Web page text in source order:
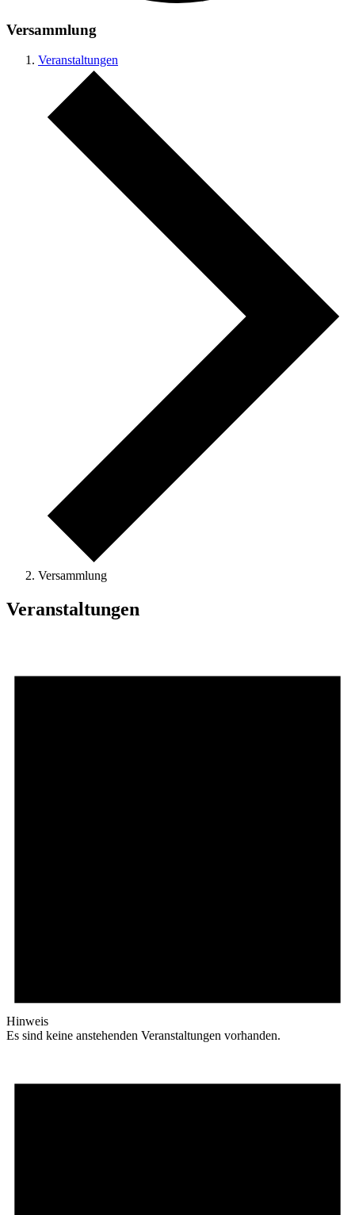
Versammlung
Veranstaltungen
Versammlung
Veranstaltungen
Hinweis
Es sind keine anstehenden Veranstaltungen vorhanden.